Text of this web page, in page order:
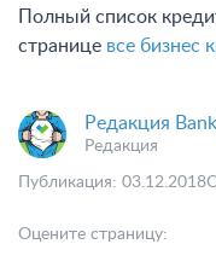
Полный список
странице все бизнес
Редакция
Редакция
Оцените страницу:
Публикация: 03.12.2018